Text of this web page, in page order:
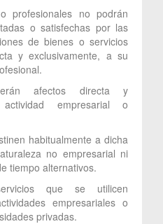
profesionales no podrán
o satisfechas por las
de bienes o servicios
y exclusivamente, a su
afectos directa y
empresarial o
habitualmente a dicha
no empresarial ni
tiempo alternativos.
que se utilicen
empresariales o
privadas.